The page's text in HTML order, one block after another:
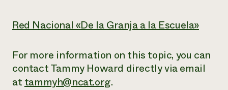
Red Nacional «De la Granja a la Escuela»
For more information on this topic, you can
contact Tammy Howard directly via email
attammyh@ncat.org.